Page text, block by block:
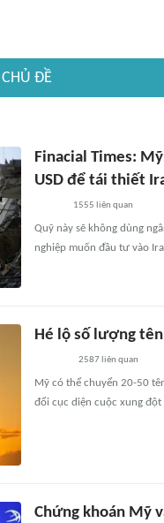
CHỦ ĐỀ
Finacial Times:
USD để tái thiết
1555 liên quan
Quỹ này sẽ không dùng
nghiệp muốn đầu tư vào
Hé lộ số lượng
2587liên quan
Mỹ có thể chuyển 20-50
đổi cục diện cuộc xung đột
Chứng khoán Mỹ